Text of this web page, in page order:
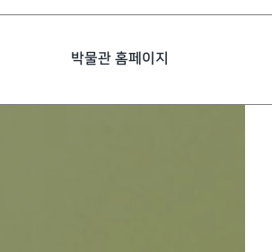
박물관 홈페이지